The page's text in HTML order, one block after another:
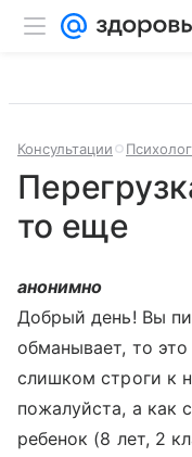
Консультации
то еще
анонимно
Добрый день! Вы
обманывает, то это
слишком строги к
пожалуйста, а как
ребенок (8 лет, 2